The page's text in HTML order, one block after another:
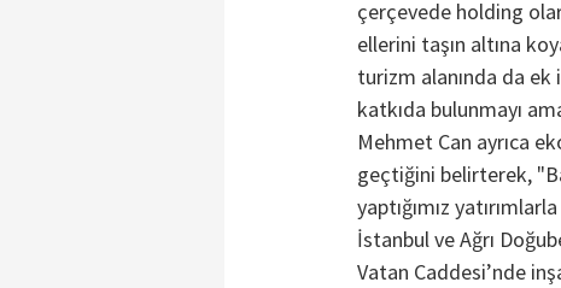
çerçevede holding
ellerini taşın altına
turizm alanında da ek
katkıda bulunmayı
Mehmet Can ayrıca
geçtiğini belirterek,
yaptığımız
İstanbul ve Ağrı
Vatan Caddesi’nde